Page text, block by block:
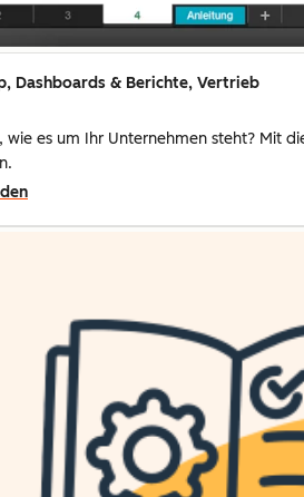
Dashboards & Berichte, Vertrieb
wie es um Ihr Unternehmen steht? Mit